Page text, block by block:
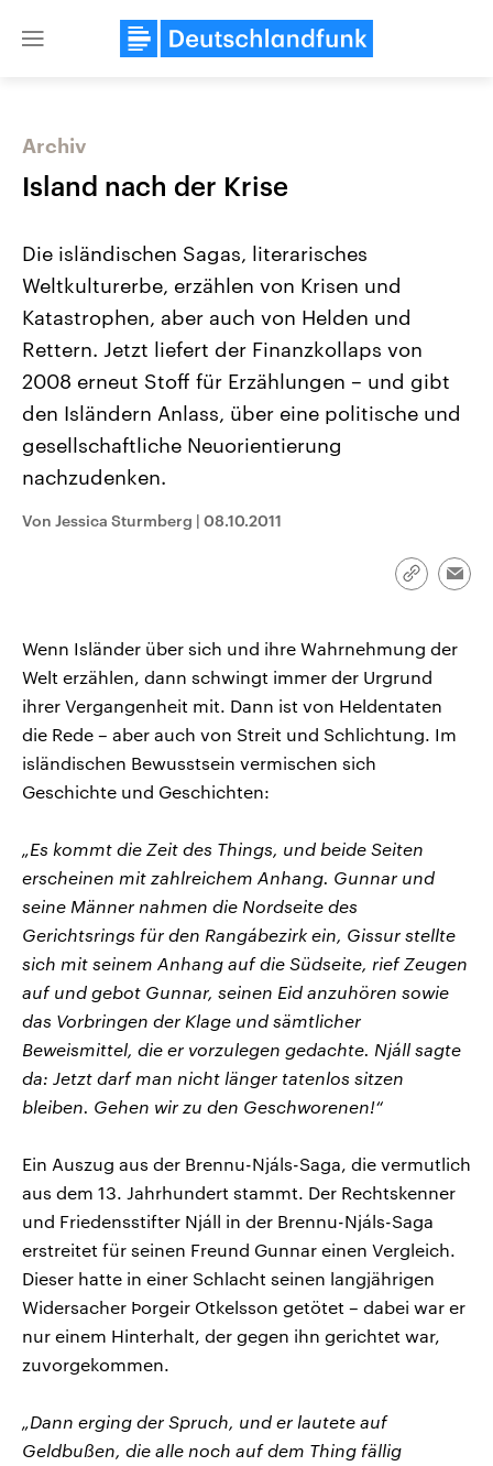
Close
Landtagswahl Sachsen-Anhalt
2026
Alle Informationen
Sachsen-Anhalt wählt am 6.
September 2026 einen neuen
Landtag. Seit 2021 wird das
Bundesland von einer Koalition aus
Umfragen, Prognosen,
USA
Aktuelle Beiträge,
Hintergründe
gehören die Vereinigten
Archiv
Island nach der Krise
Die isländischen Sagas, literarisches
Weltkulturerbe, erzählen von Krisen und
Katastrophen, aber auch von Helden und
Rettern. Jetzt liefert der Finanzkollaps von
2008 erneut Stoff für Erzählungen – und gibt
den Isländern Anlass, über eine politische und
gesellschaftliche Neuorientierung
nachzudenken.
Von Jessica Sturmberg | 08.10.2011
Link
Wenn Isländer über sich und ihre Wahrnehmung der
Welt erzählen, dann schwingt immer der Urgrund
ihrer Vergangenheit mit. Dann ist von Heldentaten
die Rede – aber auch von Streit und Schlichtung. Im
isländischen Bewusstsein vermischen sich
Geschichte und Geschichten:
„Es kommt die Zeit des Things, und beide Seiten
erscheinen mit zahlreichem Anhang. Gunnar und
seine Männer nahmen die Nordseite des
Gerichtsrings für den Rangábezirk ein, Gissur stellte
sich mit seinem Anhang auf die Südseite, rief Zeugen
auf und gebot Gunnar, seinen Eid anzuhören sowie
das Vorbringen der Klage und sämtlicher
Beweismittel, die er vorzulegen gedachte. Njáll sagte
da: Jetzt darf man nicht länger tatenlos sitzen
bleiben. Gehen wir zu den Geschworenen!“
Ein Auszug aus der Brennu-Njáls-Saga, die vermutlich
aus dem 13. Jahrhundert stammt. Der Rechtskenner
und Friedensstifter Njáll in der Brennu-Njáls-Saga
erstreitet für seinen Freund Gunnar einen Vergleich.
Dieser hatte in einer Schlacht seinen langjährigen
Widersacher Þorgeir Otkelsson getötet – dabei war er
nur einem Hinterhalt, der gegen ihn gerichtet war,
zuvorgekommen.
„Dann erging der Spruch, und er lautete auf
Geldbußen, die alle noch auf dem Thing fällig